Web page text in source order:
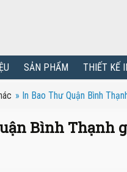
SẢN PHẨM THIẾT KẾ
» In Bao Thư Quận Bình
Bình Thạnh